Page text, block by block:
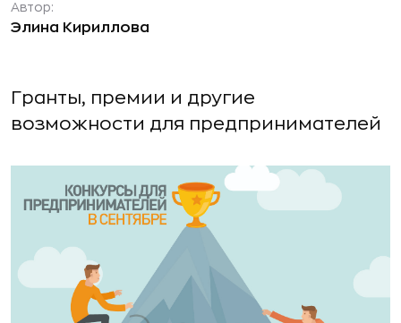
Автор:
Элина Кириллова
Гранты, премии и другие
возможности для предпринимателей